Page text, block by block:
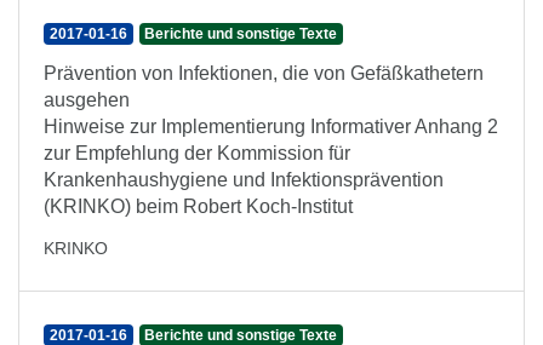
2017-01-16 Berichte und sonstige Texte
Prävention von Infektionen, die von Gefäßkathetern
ausgehen
Hinweise zur Implementierung Informativer Anhang 2
zur Empfehlung der Kommission für
Krankenhaushygiene und Infektionsprävention
(KRINKO) beim Robert Koch-Institut
KRINKO
2017-01-16 Berichte und sonstige Texte